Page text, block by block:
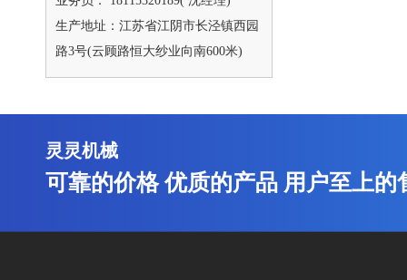
生产地址：江苏省江阴市长泾镇西园
路3号(云顾路恒大纱业向南600米)
灵灵机械
可靠的价格 优质的产品 用户至上的